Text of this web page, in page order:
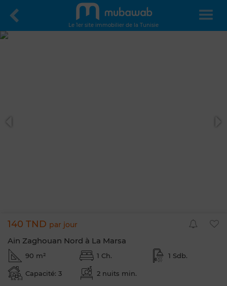
Le 1er site immobilier de la Tunisie
140 TND par jour
Ain Zaghouan Nord à La Marsa
90 m² 1 Ch. 1 Sdb.
Capacité: 3 2 nuits min.